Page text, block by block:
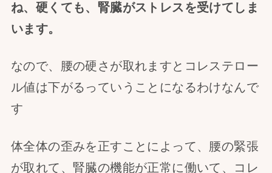
ね、硬くても、腎臓がストレスを受けてしま
います。
なので、腰の硬さが取れますとコレステロー
ル値は下がるっていうことになるわけなんで
す
体全体の歪みを正すことによって、腰の緊張
が取れて、腎臓の機能が正常に働いて、コレ